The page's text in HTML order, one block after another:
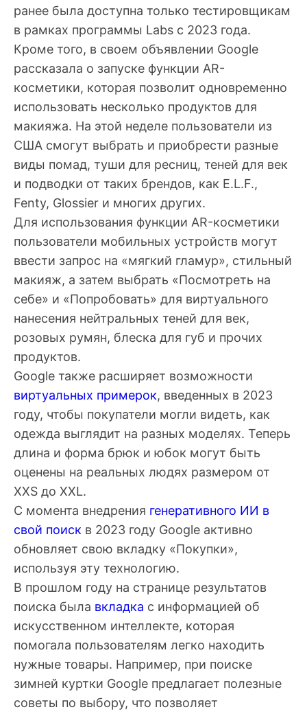
ранее была доступна только тестировщикам
в рамках программы Labs с 2023 года.
Кроме того, в своем объявлении Google
рассказала о запуске функции AR-
косметики, которая позволит одновременно
использовать несколько продуктов для
макияжа. На этой неделе пользователи из
США смогут выбрать и приобрести разные
виды помад, туши для ресниц, теней для век
и подводки от таких брендов, как E.L.F.,
Fenty, Glossier и многих других.
Для использования функции AR-косметики
пользователи мобильных устройств могут
ввести запрос на «мягкий гламур», стильный
макияж, а затем выбрать «Посмотреть на
себе» и «Попробовать» для виртуального
нанесения нейтральных теней для век,
розовых румян, блеска для губ и прочих
продуктов.
Google также расширяет возможности
виртуальных примерок, введенных в 2023
году, чтобы покупатели могли видеть, как
одежда выглядит на разных моделях. Теперь
длина и форма брюк и юбок могут быть
оценены на реальных людях размером от
XXS до XXL.
С момента внедрения генеративного ИИ в
свой поиск в 2023 году Google активно
обновляет свою вкладку «Покупки»,
используя эту технологию.
В прошлом году на странице результатов
поиска была вкладка с информацией об
искусственном интеллекте, которая
помогала пользователям легко находить
нужные товары. Например, при поиске
зимней куртки Google предлагает полезные
советы по выбору, что позволяет